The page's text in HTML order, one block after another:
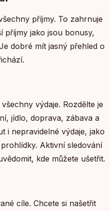
příjmy. To zahrnuje
příjmy jako jsou bonusy,
dobré mít jasný přehled o
výdaje. Rozdělte je
jídlo, doprava, zábava a
i nepravidelné výdaje, jako
Aktivní sledování
kde můžete ušetřit.
cíle. Chcete si našetřit